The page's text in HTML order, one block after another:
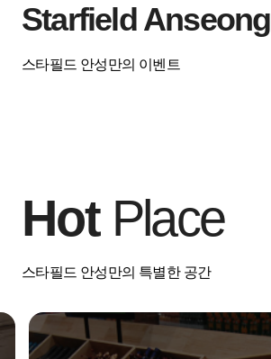
Starfield Anseong
스타필드 안성만의 이벤트
HotPlace
스타필드 안성만의 특별한 공간